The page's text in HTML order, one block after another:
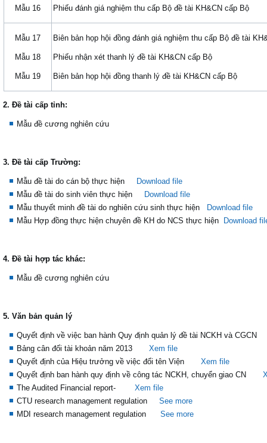
Mẫu 16 Phiếu đánh giá nghiệm thu cấp Bộ đề tài KH&CN cấp Bộ
Mẫu 17
Mẫu 18
Mẫu 19
Biên bản họp hội đồng đánh giá nghiệm thu cấp Bộ đề tài
Phiếu nhận xét thanh lý đề tài KH&CN cấp Bộ
Biên bản họp hội đồng thanh lý đề tài KH&CN cấp Bộ
2. Đề tài cấp tỉnh:
Mẫu đề cương nghiên cứu
3. Đề tài cấp Trường:
Mẫu đề tài do cán bộ thực hiện
Download file
Mẫu đề tài do sinh viên thực hiện
Download file
Mẫu thuyết minh đề tài do nghiên cứu sinh thực hiện
Download file
Mẫu Hợp đồng thực hiện chuyên đề KH do NCS thực hiện
Download
4. Đề tài hợp tác khác:
Mẫu đề cương nghiên cứu
5. Văn bản quản lý
Quyết định về việc ban hành Quy định quản lý đề tài NCKH và
Bảng cân đối tài khoản năm 2013 Xem file
Quyết định của Hiệu trưởng về việc đổi tên Viện
Xem file
Quyết định ban hành quy định về công tác NCKH, chuyển giao CN
The Audited Financial report- Xem file
CTU research management regulation See more
MDI research management regulation See more